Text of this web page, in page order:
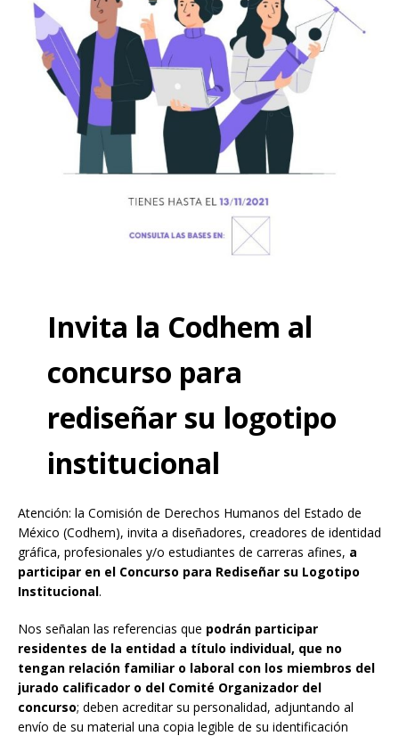
Invita la Codhem al
concurso para
rediseñar su logotipo
institucional
Atención: la Comisión de Derechos Humanos del Estado de
México (Codhem), invita a diseñadores, creadores de identidad
gráfica, profesionales y/o estudiantes de carreras afines, a
participar en el Concurso para Rediseñar su Logotipo
Institucional.
Nos señalan las referencias que podrán participar
residentes de la entidad a título individual, que no
tengan relación familiar o laboral con los miembros del
jurado calificador o del Comité Organizador del
concurso; deben acreditar su personalidad, adjuntando al
envío de su material una copia legible de su identificación